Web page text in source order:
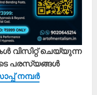
വിസിറ്റ് ചെയ്യുന്ന
പരസ്യങ്ങൾ
നമ്പർ